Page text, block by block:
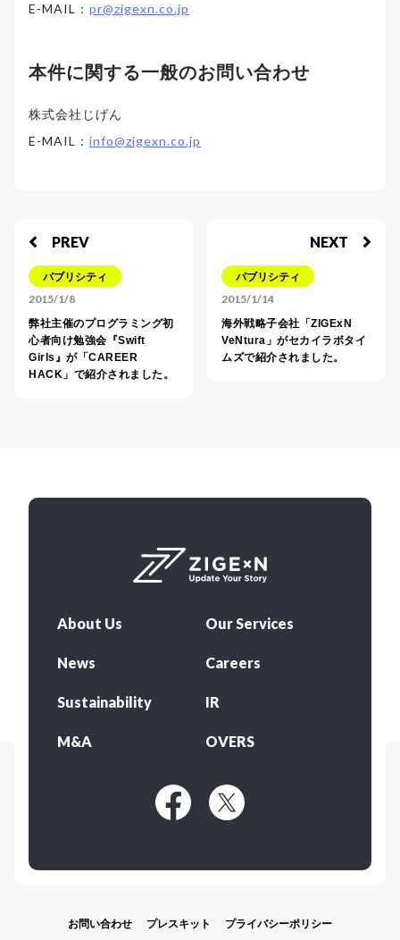
E-MAIL： pr@zigexn.co.jp
本件に関する一般のお問い合わせ
株式会社じげん
E-MAIL： info@zigexn.co.jp
PREV
パブリシティ
2015/1/8
弊社主催のプログラミング初
心者向け勉強会『Swift
Girls』が「CAREER
HACK」で紹介されました。
NEXT
パブリシティ
2015/1/14
海外戦略子会社「ZIGExN
VeNtura」がセカイラボタイ
ムズで紹介されました。
About Us Our Services
News Careers
Sustainability IR
M&A OVERS
お問い合わせ プレスキット プライバシーポリシー